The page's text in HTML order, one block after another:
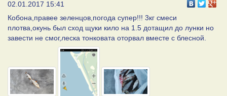
02.01.2017 15:41
Кобона,правее зеленцов,погода супер!!! 3кг смеси
плотва,окунь был сход щуки кило на 1.5 дотащил до лунки но
завести не смог,леска тонковата оторвал вместе с блесной.